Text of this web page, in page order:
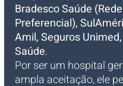
Bradesco Saúde
Preferencial),
Amil, Seguros
Saúde.
Por ser um hospital
ampla aceitação, ele